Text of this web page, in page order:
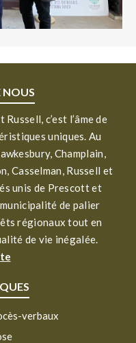
NOUS
c’est l’âme de
uniques. Au
Champlain,
Casselman, Russell et
unis de Prescott et
de palier
régionaux tout en
de vie inégalée.
verbaux